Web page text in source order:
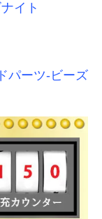
イト
パーツ-ビーズ